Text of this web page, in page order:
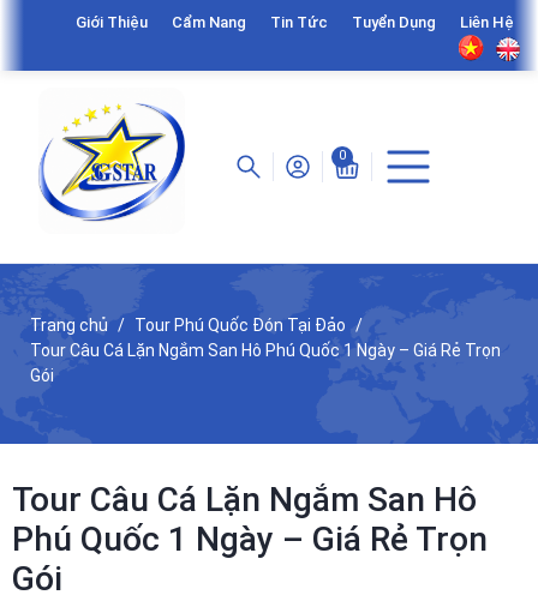
Giới Thiệu Cẩm Nang Tin Tức Tuyển Dụng Liên Hệ
0
Trang chủ
Tour Phú Quốc Đón Tại Đảo
Tour Câu Cá Lặn Ngắm San Hô Phú Quốc 1 Ngày – Giá Rẻ Trọn
Gói
Tour Câu Cá Lặn Ngắm San Hô
Phú Quốc 1 Ngày – Giá Rẻ Trọn
Gói